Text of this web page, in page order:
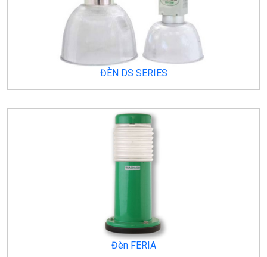
ĐÈN DS SERIES
Đèn FERIA